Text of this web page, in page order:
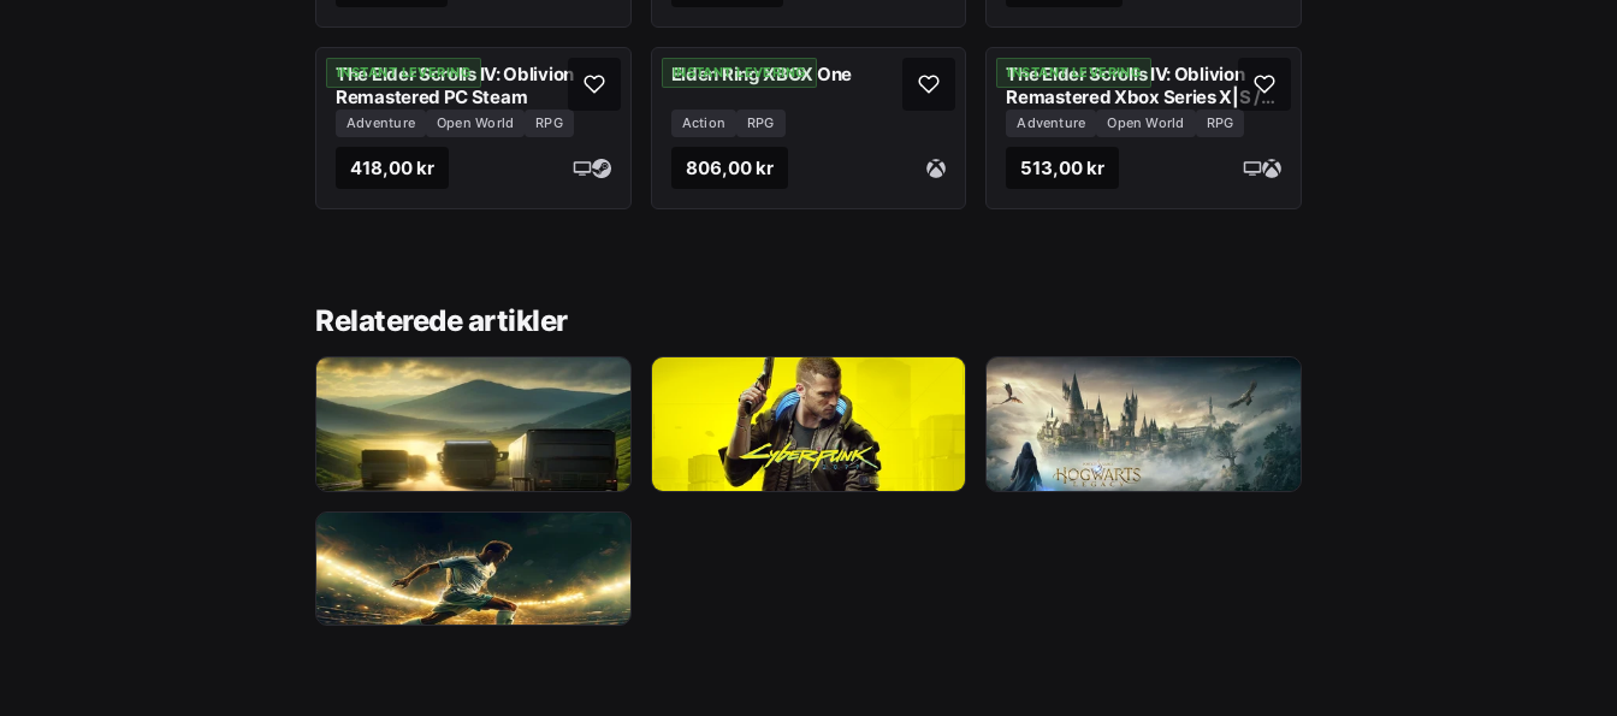
INSTANT LEVERING
The Elder Scrolls IV: Oblivion
Remastered PC Steam
Adventure Open World RPG
418,00 kr
INSTANT LEVERING
Elden Ring XBOX One
Action RPG
806,00 kr
INSTANT LEVERING
The Elder Scrolls IV: Oblivion
Remastered Xbox Series X|S /
PC
Adventure Open World RPG
513,00 kr
Relaterede artikler
NYHED
Hvor finder du billigste Euro
Truck Simulator 2 nøgle?
AfEZGAME Redaktionenfor 5 dage siden
Hvor køber du billigst
Cyberpunk 2077 nøgle i dag?
EZGAME Redaktionenfor 12 dage siden
NYHED
Hvordan Scorer Du En
Hogwarts Legacy Nøgle Til
Lavpris?
AfEZGAME Redaktionen for 18 dage siden
NYHED
Hvor køber du EA Sports FC
nøgle billigst lige nu?
AfEZGAME Redaktionenfor 24 dage siden